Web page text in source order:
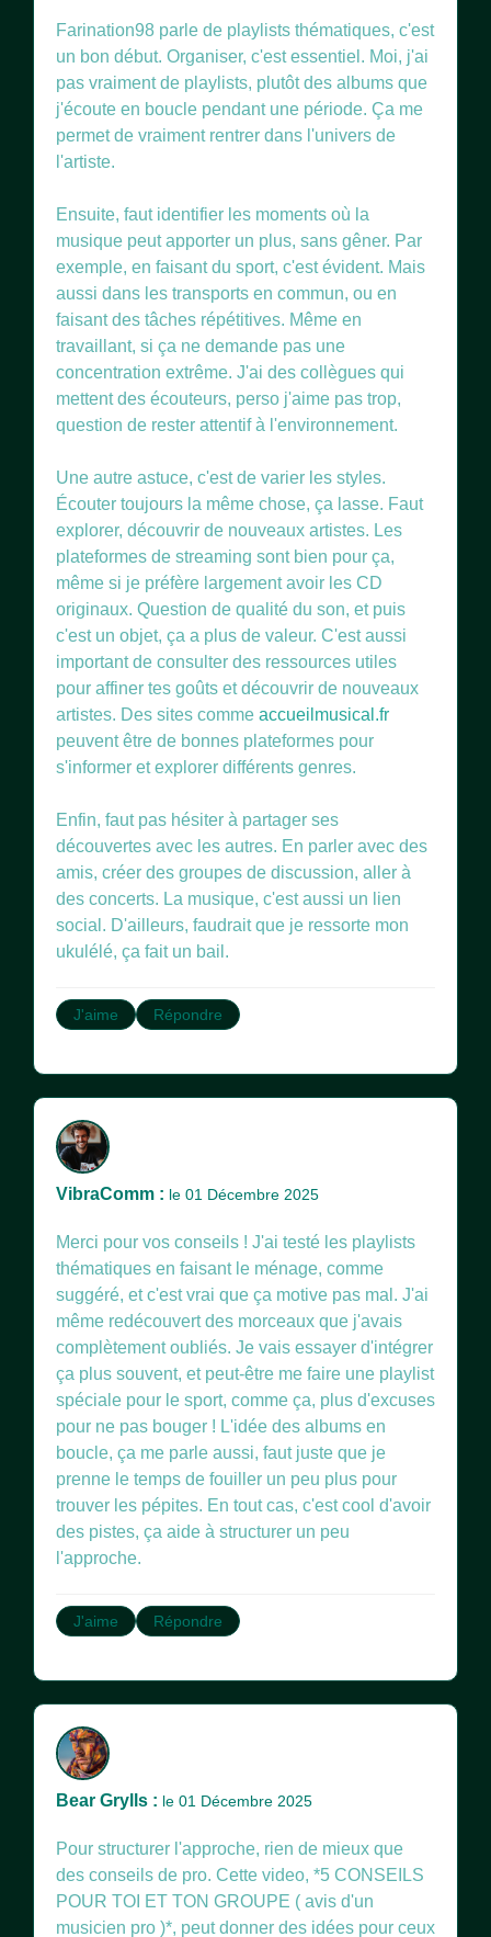
Farination98 parle de playlists thématiques, c'est
un bon début. Organiser, c'est essentiel. Moi, j'ai
pas vraiment de playlists, plutôt des albums que
j'écoute en boucle pendant une période. Ça me
permet de vraiment rentrer dans l'univers de
l'artiste.
Ensuite, faut identifier les moments où la
musique peut apporter un plus, sans gêner. Par
exemple, en faisant du sport, c'est évident. Mais
aussi dans les transports en commun, ou en
faisant des tâches répétitives. Même en
travaillant, si ça ne demande pas une
concentration extrême. J'ai des collègues qui
mettent des écouteurs, perso j'aime pas trop,
question de rester attentif à l'environnement.
Une autre astuce, c'est de varier les styles.
Écouter toujours la même chose, ça lasse. Faut
explorer, découvrir de nouveaux artistes. Les
plateformes de streaming sont bien pour ça,
même si je préfère largement avoir les CD
originaux. Question de qualité du son, et puis
c'est un objet, ça a plus de valeur. C'est aussi
important de consulter des ressources utiles
pour affiner tes goûts et découvrir de nouveaux
artistes. Des sites comme accueilmusical.fr
peuvent être de bonnes plateformes pour
s'informer et explorer différents genres.
Enfin, faut pas hésiter à partager ses
découvertes avec les autres. En parler avec des
amis, créer des groupes de discussion, aller à
des concerts. La musique, c'est aussi un lien
social. D'ailleurs, faudrait que je ressorte mon
ukulélé, ça fait un bail.
J'aime Répondre
VibraComm : le 01 Décembre 2025
Merci pour vos conseils ! J'ai testé les playlists
thématiques en faisant le ménage, comme
suggéré, et c'est vrai que ça motive pas mal. J'ai
même redécouvert des morceaux que j'avais
complètement oubliés. Je vais essayer d'intégrer
ça plus souvent, et peut-être me faire une playlist
spéciale pour le sport, comme ça, plus d'excuses
pour ne pas bouger ! L'idée des albums en
boucle, ça me parle aussi, faut juste que je
prenne le temps de fouiller un peu plus pour
trouver les pépites. En tout cas, c'est cool d'avoir
des pistes, ça aide à structurer un peu
l'approche.
J'aime Répondre
Bear Grylls : le 01 Décembre 2025
Pour structurer l'approche, rien de mieux que
des conseils de pro. Cette video, *5 CONSEILS
POUR TOI ET TON GROUPE ( avis d'un
musicien pro )*, peut donner des idées pour ceux